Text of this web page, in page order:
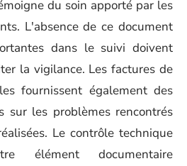
du soin apporté par les
L'absence de ce document
dans le suivi doivent
la vigilance. Les factures de
fournissent également des
sur les problèmes rencontrés
Le contrôle technique
élément documentaire